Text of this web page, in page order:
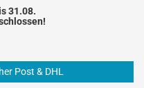
31.08.
Post & DHL